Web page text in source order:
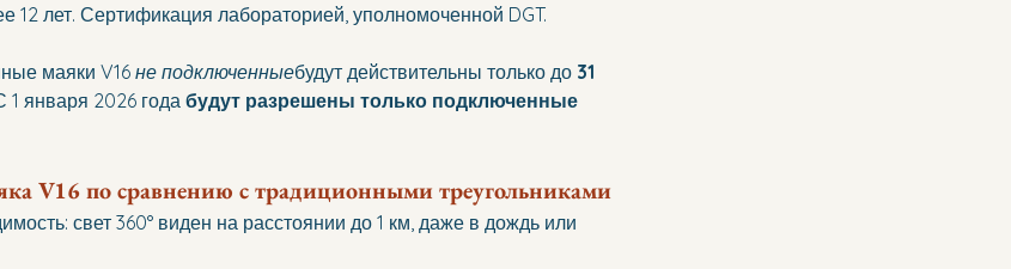
12 лет. Сертификация лабораторией, уполномоченной DGT.
маяки V16 не подключенныебудут действительны только до 31
1 января 2026 года будут разрешены только подключенные
V16 по сравнению с традиционными треугольниками
свет 360° виден на расстоянии до 1 км, даже в дождь или